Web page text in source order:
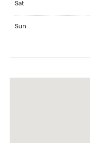
Sat
Sun